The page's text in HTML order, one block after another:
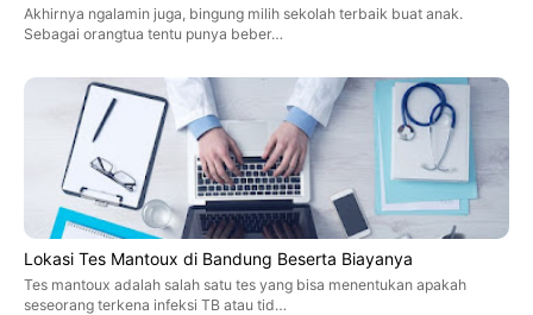
Akhirnya ngalamin juga, bingung milih sekolah terbaik buat anak.
Sebagai orangtua tentu punya beber…
Lokasi Tes Mantoux di Bandung Beserta Biayanya
Tes mantoux adalah salah satu tes yang bisa menentukan apakah
seseorang terkena infeksi TB atau tid…